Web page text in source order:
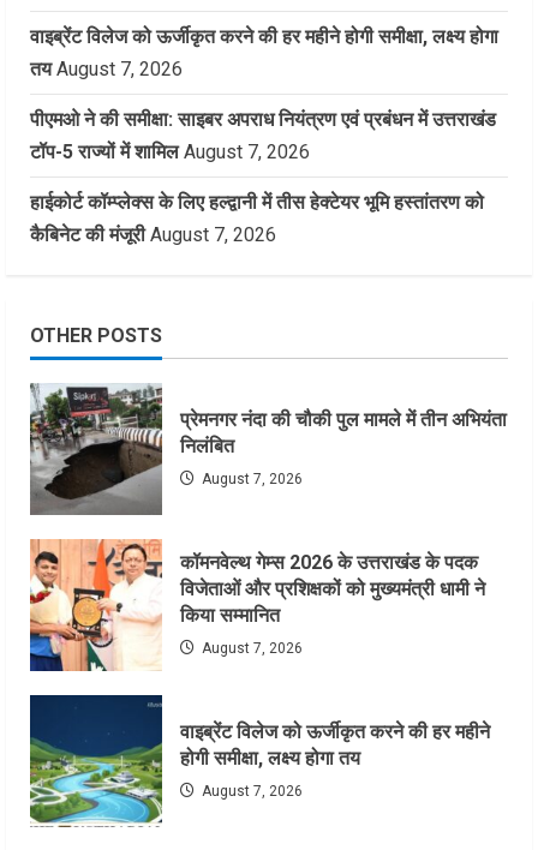
वाइब्रेंट विलेज को ऊर्जीकृत करने की हर महीने होगी समीक्षा, लक्ष्य होगा
तय August 7, 2026
पीएमओ ने की समीक्षा: साइबर अपराध नियंत्रण एवं प्रबंधन में उत्तराखंड
टॉप-5 राज्यों में शामिल August 7, 2026
हाईकोर्ट कॉम्प्लेक्स के लिए हल्द्वानी में तीस हेक्टेयर भूमि हस्तांतरण को
कैबिनेट की मंजूरी August 7, 2026
OTHER POSTS
प्रेमनगर नंदा की चौकी पुल मामले में तीन अभियंता
निलंबित
August 7, 2026
कॉमनवेल्थ गेम्स 2026 के उत्तराखंड के पदक
विजेताओं और प्रशिक्षकों को मुख्यमंत्री धामी ने
किया सम्मानित
August 7, 2026
वाइब्रेंट विलेज को ऊर्जीकृत करने की हर महीने
होगी समीक्षा, लक्ष्य होगा तय
August 7, 2026